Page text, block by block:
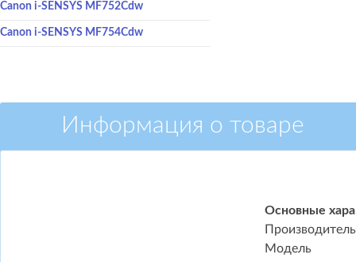
Canon i-SENSYS MF752Cdw
Canon i-SENSYS MF754Cdw
Информация о товаре
Основные
Производитель
Модель